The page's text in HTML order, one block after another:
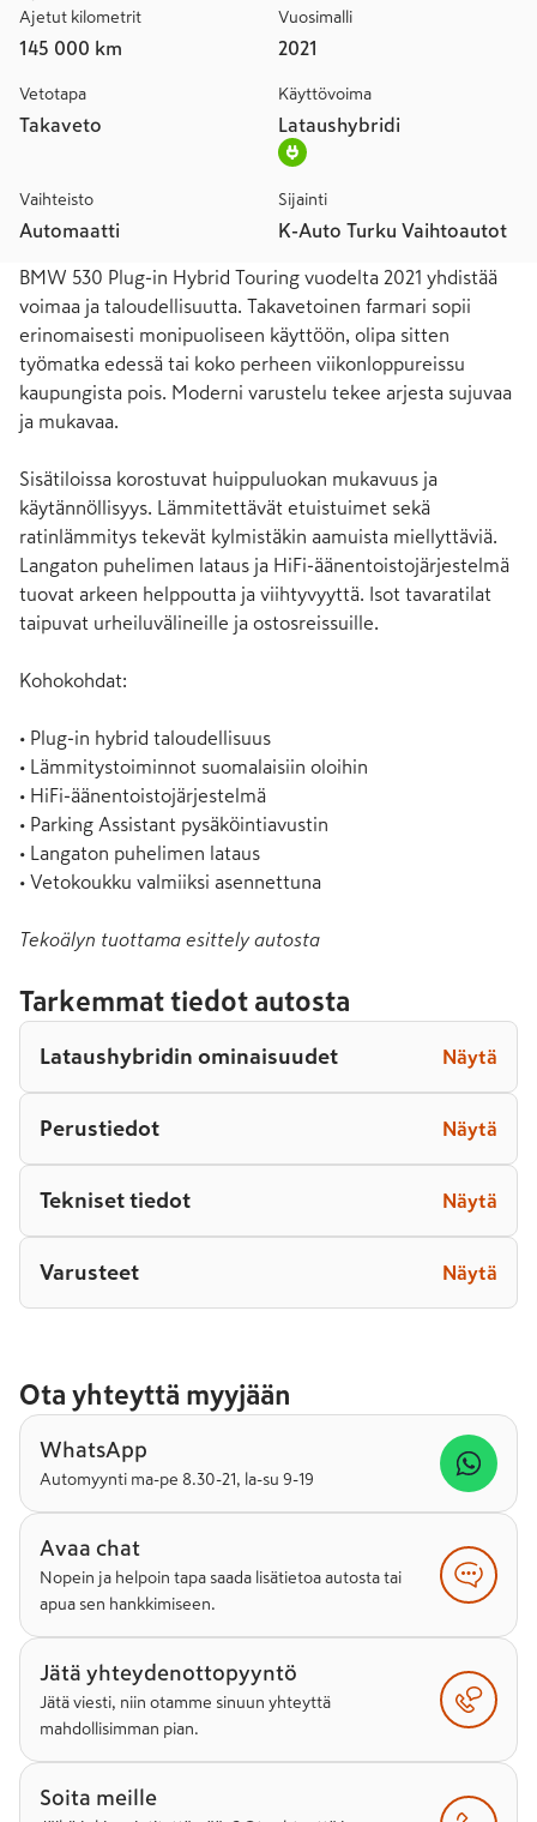
Ajetut kilometrit
145 000 km
Vuosimalli
2021
Vetotapa
Takaveto
Käyttövoima
Lataushybridi
Vaihteisto
Automaatti
Sijainti
K-Auto Turku Vaihtoautot
BMW 530 Plug-in Hybrid Touring vuodelta 2021 yhdistää
voimaa ja taloudellisuutta. Takavetoinen farmari sopii
erinomaisesti monipuoliseen käyttöön, olipa sitten
työmatka edessä tai koko perheen viikonloppureissu
kaupungista pois. Moderni varustelu tekee arjesta sujuvaa
ja mukavaa.
Sisätiloissa korostuvat huippuluokan mukavuus ja
käytännöllisyys. Lämmitettävät etuistuimet sekä
ratinlämmitys tekevät kylmistäkin aamuista miellyttäviä.
Langaton puhelimen lataus ja HiFi-äänentoistojärjestelmä
tuovat arkeen helppoutta ja viihtyvyyttä. Isot tavaratilat
taipuvat urheiluvälineille ja ostosreissuille.
Kohokohdat:
• Plug-in hybrid taloudellisuus
• Lämmitystoiminnot suomalaisiin oloihin
• HiFi-äänentoistojärjestelmä
• Parking Assistant pysäköintiavustin
• Langaton puhelimen lataus
• Vetokoukku valmiiksi asennettuna
Tekoälyn tuottama esittely autosta
Tarkemmat tiedot autosta
Lataushybridin ominaisuudet Näytä
Perustiedot Näytä
Tekniset tiedot Näytä
Varusteet Näytä
Ota yhteyttä myyjään
WhatsApp
Automyynti ma-pe 8.30-21, la-su 9-19
Avaa chat
Nopein ja helpoin tapa saada lisätietoa autosta tai
apua sen hankkimiseen.
Jätä yhteydenottopyyntö
Jätä viesti, niin otamme sinuun yhteyttä
mahdollisimman pian.
Soita meille